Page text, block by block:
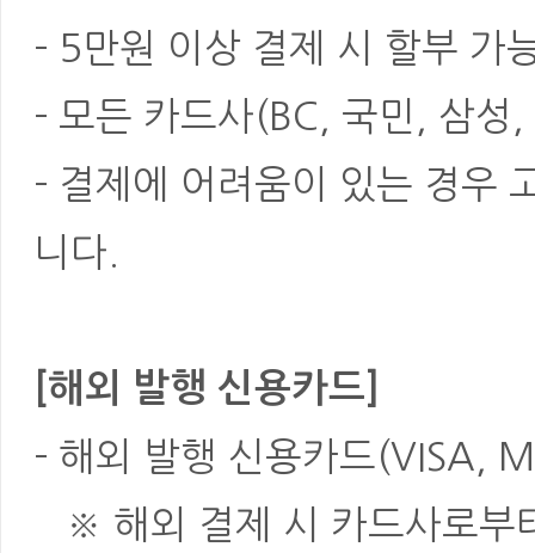
- 5만원 이상 결제 시 할부 가
- 모든 카드사(BC, 국민, 삼성
- 결제에 어려움이 있는 경우
니다.
[해외 발행 신용카드]
- 해외 발행 신용카드(VISA,
※ 해외 결제 시 카드사로부